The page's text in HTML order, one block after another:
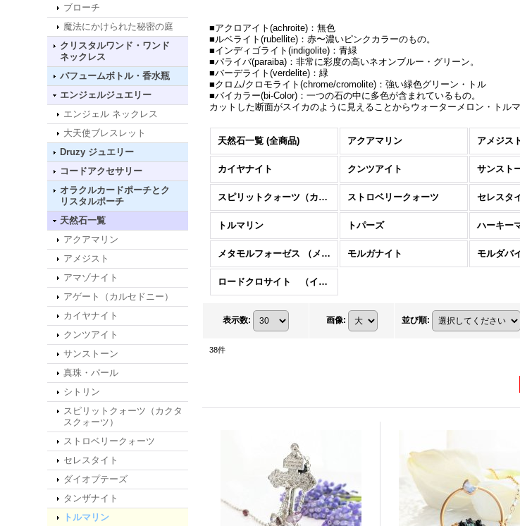
ブローチ
魔法にかけられた秘密の庭
クリスタルワンド・ワンド
ネックレス
パフュームボトル・香水瓶
エンジェルジュエリー
エンジェル ネックレス
大天使ブレスレット
Druzy ジュエリー
コードアクセサリー
オラクルカードポーチとク
リスタルポーチ
天然石一覧
アクアマリン
アメジスト
アマゾナイト
アゲート（カルセドニー）
カイヤナイト
クンツアイト
サンストーン
真珠・パール
シトリン
スピリットクォーツ（カクタ
スクォーツ）
ストロベリークォーツ
セレスタイト
ダイオプテーズ
タンザナイト
トルマリン
■アクロアイト(achroite)：無色
■ルベライト(rubellite)：赤〜濃いピンクカラーのもの。
■インディゴライト(indigolite)：青緑
■パライバ(paraiba)：非常に彩度の高いネオンブルー・グリーン。
■バーデライト(verdelite)：緑
■クロム/クロモライト(chrome/cromolite)：強い緑色グリーン・トル
■バイカラー(bi-Color)：一つの石の中に多色が含まれているもの。
カットした断面がスイカのように見えることからウォーターメロン・トル
天然石一覧 (全商品) アクアマリン アメジス
カイヤナイト クンツアイト サンスト
スピリットクォーツ（カクタスクォーツ） ストロベリークォーツ セレスタ
トルマリン トパーズ
メタモルフォーゼス （メタモルフォシス） モルガナイト モルダバ
ロードクロサイト （インカローズ）
表示数: 画像: 並び順:
38件